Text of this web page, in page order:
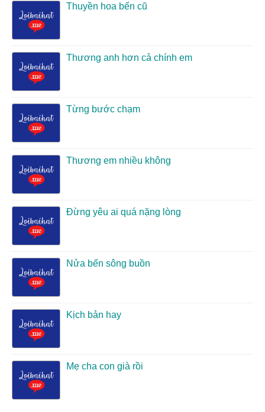
Thuyền hoa bến cũ
Thương anh hơn cả chính em
Từng bước chạm
Thương em nhiều không
Đừng yêu ai quá nặng lòng
Nửa bến sông buồn
Kịch bản hay
Mẹ cha con già rồi